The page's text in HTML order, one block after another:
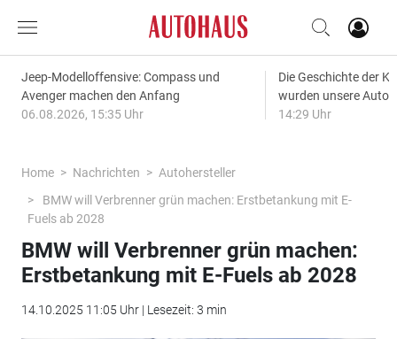
Jeep-Modelloffensive: Compass und
Avenger machen den Anfang
06.08.2026, 15:35 Uhr
Die Geschichte der
wurden unsere
14:29 Uhr
Home Nachrichten
Autohersteller
BMW will Verbrenner grün machen: Erstbetankung mit E-
Fuels ab 2028
BMW will Verbrenner grün machen:
Erstbetankung mit E-Fuels ab 2028
14.10.2025 11:05 Uhr | Lesezeit: 3 min